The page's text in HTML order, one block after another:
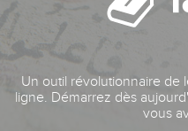
Un outil révolutionnaire de
ligne. Démarrez dès
vous